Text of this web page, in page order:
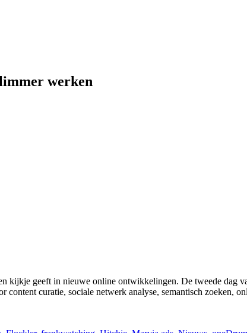
werken
kijkje geeft in nieuwe online ontwikkelingen. De tweede dag
content curatie, sociale netwerk analyse, semantisch zoeken,